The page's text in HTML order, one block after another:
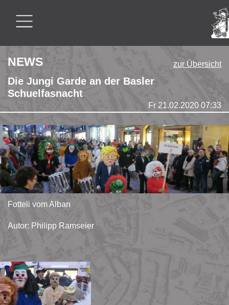
NEWS zur Übersicht
Die Jungi Garde an der Basler
Schuelfasnacht
Fr 21.02.2020 07:33
Fotteli vom Alban
Autor: Philipp Ramseier